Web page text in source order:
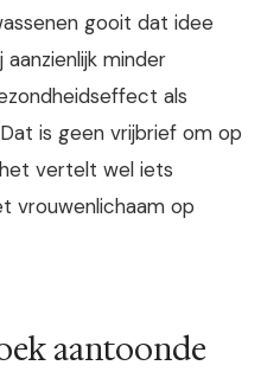
gooit dat idee
minder
als
is geen vrijbrief om op
vertelt wel iets
vrouwenlichaam op
aantoonde